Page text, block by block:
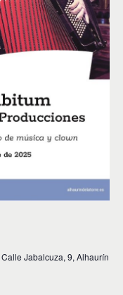
Calle Jabalcuza, 9, Alhaurín